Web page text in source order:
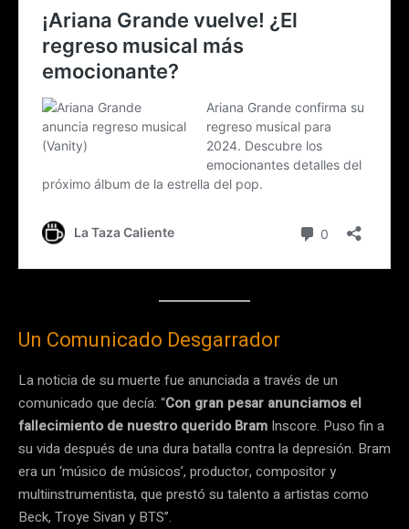
Un Comunicado Desgarrador
La noticia de su muerte fue anunciada a través de un
comunicado que decía: “Con gran pesar anunciamos el
fallecimiento de nuestro querido Bram Inscore. Puso fin a
su vida después de una dura batalla contra la depresión. Bram
era un ‘músico de músicos’, productor, compositor y
multiinstrumentista, que prestó su talento a artistas como
Beck, Troye Sivan y BTS”.